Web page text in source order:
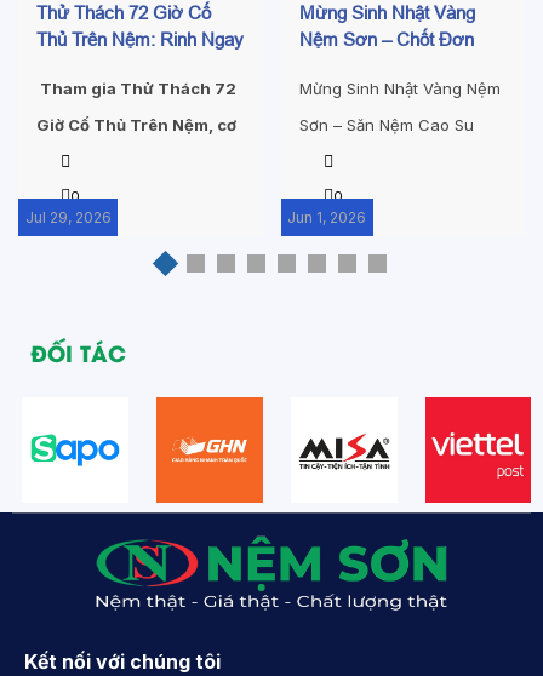
Jul 29, 2026
Thử Thách 72 Giờ Cố
Thủ Trên Nệm: Rinh Ngay
Bản Lĩnh Để Tham Gia?
Tham gia Thử Thách 72
Giờ Cố Thủ Trên Nệm, cơ
hội nhận đến
20.000.000Đ tiền mặt.
Tham gia đăng ký ngay!
0
Jun 1, 2026
Mừng Sinh Nhật Vàng
Nệm Sơn – Chốt Đơn
Thiên Nhiên Sang
Mừng Sinh Nhật Vàng Nệm
Sơn – Săn Nệm Cao Su
Thiên Nhiên 0đ Meta
Description: Tham gia đại
tiệc sinh nhật Vàng Nệm
Sơn từ 01/06 - 25/06 để
0
ĐỐI TÁC
Kết nối với chúng tôi